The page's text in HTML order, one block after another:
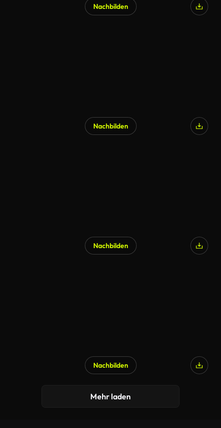
Nachbilden
Nachbilden
Nachbilden
Nachbilden
Mehr laden